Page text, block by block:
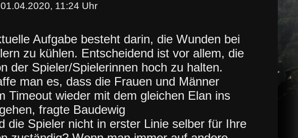
11:24 Uhr
Aufgabe besteht darin, die Wunden bei
zu kühlen. Entscheidend ist vor allem, die
der Spieler/Spielerinnen hoch zu halten.
man es, dass die Frauen und Männer
Timeout wieder mit dem gleichen Elan ins
fragte Baudewig
die Spieler nicht in erster Linie selber für Ihre